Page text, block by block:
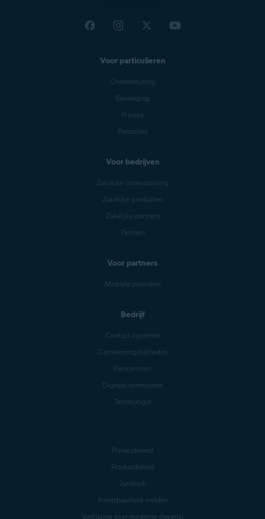
Voor particulieren
Ondersteuning
Beveiliging
Privacy
Prestaties
Voor bedrijven
Zakelijke ondersteuning
Zakelijke producten
Zakelijke partners
Partners
Voor partners
Mobiele providers
Bedrijf
Contact opnemen
Carrièremogelijkheden
Perscentrum
Digitaal vertrouwen
Technologie
Privacybeleid
Productbeleid
Juridisch
Kwetsbaarheid melden
Verklaring over moderne slavernij